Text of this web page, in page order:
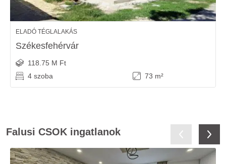
ELADÓ TÉGLALAKÁS
Székesfehérvár
118.75 M Ft
4 szoba
73 m²
Falusi CSOK ingatlanok